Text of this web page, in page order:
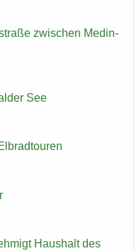
zwi­schen Me­din­
See
Haus­halt des